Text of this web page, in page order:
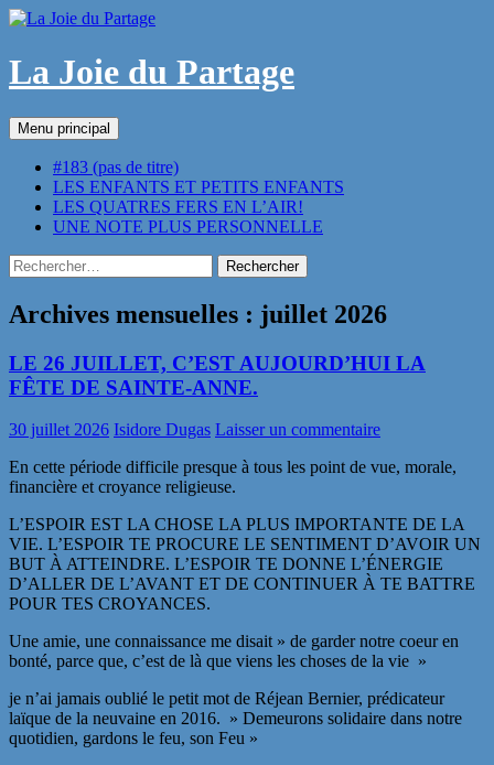
Aller
contenu
La Joie du Partage
Recherche
Menu principal
#183 (pas de titre)
LES ENFANTS ET PETITS ENFANTS
LES QUATRES FERS EN L’AIR!
UNE NOTE PLUS PERSONNELLE
Rechercher :
Archives mensuelles : juillet 2026
LE 26 JUILLET, C’EST AUJOURD’HUI LA
FÊTE DE SAINTE-ANNE.
30 juillet 2026 Isidore Dugas Laisser un commentaire
En cette période difficile presque à tous les point de vue, morale,
financière et croyance religieuse.
L’ESPOIR EST LA CHOSE LA PLUS IMPORTANTE DE LA
VIE. L’ESPOIR TE PROCURE LE SENTIMENT D’AVOIR UN
BUT À ATTEINDRE. L’ESPOIR TE DONNE L’ÉNERGIE
D’ALLER DE L’AVANT ET DE CONTINUER À TE BATTRE
POUR TES CROYANCES.
Une amie, une connaissance me disait » de garder notre coeur en
bonté, parce que, c’est de là que viens les choses de la vie »
je n’ai jamais oublié le petit mot de Réjean Bernier, prédicateur
laïque de la neuvaine en 2016. » Demeurons solidaire dans notre
quotidien, gardons le feu, son Feu »